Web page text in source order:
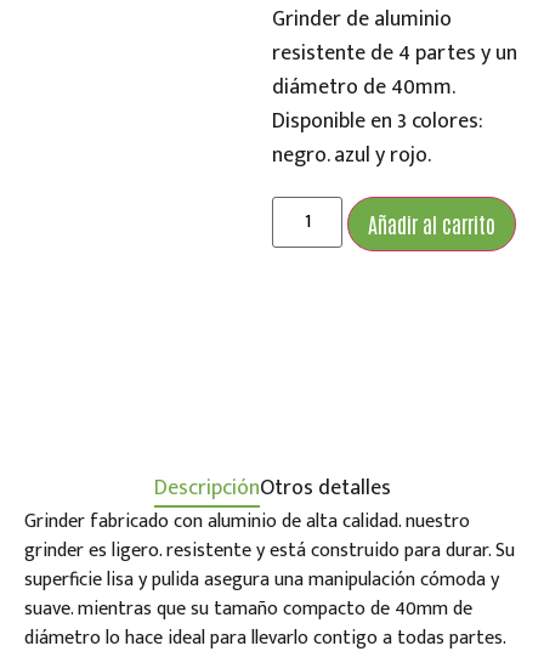
Grinder de aluminio
resistente de 4 partes y un
diámetro de 40mm.
Disponible en 3 colores:
negro. azul y rojo.
Añadir al carrito
DescripciónOtros detalles
Grinder fabricado con aluminio de alta calidad. nuestro
grinder es ligero. resistente y está construido para durar. Su
superficie lisa y pulida asegura una manipulación cómoda y
suave. mientras que su tamaño compacto de 40mm de
diámetro lo hace ideal para llevarlo contigo a todas partes.